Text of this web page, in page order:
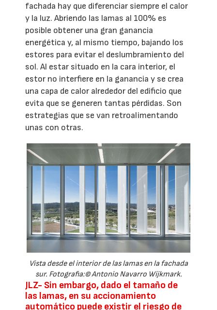
fachada hay que diferenciar siempre el calor
y la luz. Abriendo las lamas al 100% es
posible obtener una gran ganancia
energética y, al mismo tiempo, bajando los
estores para evitar el deslumbramiento del
sol. Al estar situado en la cara interior, el
estor no interfiere en la ganancia y se crea
una capa de calor alrededor del edificio que
evita que se generen tantas pérdidas. Son
estrategias que se van retroalimentando
unas con otras.
Vista desde el interior de las lamas en la fachada
sur. Fotografia:© Antonio Navarro Wijkmark.
JLZ- Sin embargo, dado el tamaño de
las lamas, en su accionamiento
automático puede existir el riesgo de